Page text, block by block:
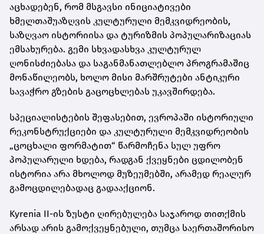
აცხადებენ, რომ მსგავსი ინიციატივები
ხმელთაშუაზღვის კულტურული მემკვიდრეობის,
საზღვაო ისტორიისა და ტურიზმის პოპულარიზაციას
ემსახურება. გემი სხვადასხვა კულტურულ
ღონისძიებასა და საგანმანათლებლო პროგრამაშიც
მონაწილეობს, ხოლო მისი მარშრუტები ანტიკური
სავაჭრო გზების გაცოცხლებას უკავშირდება.
სპეციალისტების შეფასებით, ევროპაში ისტორიული
რეკონსტრუქციები და კულტურული მემკვიდრეობის
„ცოცხალი ფორმატით“ წარმოჩენა სულ უფრო
პოპულარული ხდება, რადგან ქვეყნები ცდილობენ
ისტორია არა მხოლოდ მუზეუმებში, არამედ რეალურ
გამოცდილებადაც გადააქციონ.
Kyrenia II-ის ზუსტი ღირებულება საჯაროდ თითქმის
არსად არის გამოქვეყნებული, თუმცა საერთაშორისო